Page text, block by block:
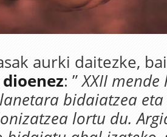
aurki daitezke,
: ”XXII
bidaiatzea
lortu du.